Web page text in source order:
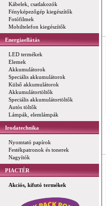
Kábelek, csatlakozók
Fényképezőgép kiegészítők
Fotófilmek
Mobiltelefon kiegészítők
Energiaellátás
LED termékek
Elemek
Akkumulátorok
Speciális akkumulátorok
Külső akkumulátorok
Akkumulátortöltők
Speciális akkumulátortöltők
Autós töltők
Lámpák, elemlámpák
Irodatechnika
Nyomtató papírok
Festékpatronok és tonerek
Nagyítók
PIACTÉR
Akciós, kifutó termékek